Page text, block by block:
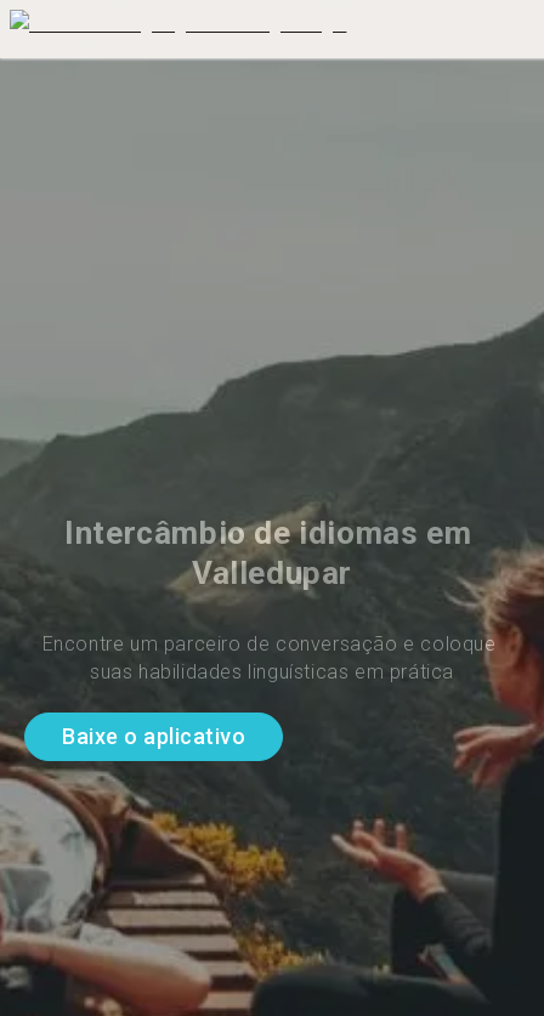
Intercâmbio de idiomas em
Valledupar
Encontre um parceiro de conversação e coloque
suas habilidades linguísticas em prática
Baixe o aplicativo